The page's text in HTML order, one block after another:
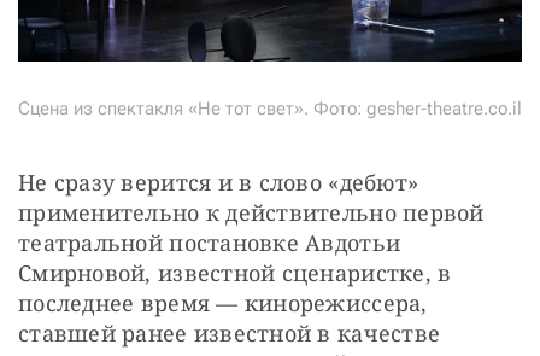
Сцена из спектакля «Не тот свет». Фото: gesher-theatre.co.il
Не сразу верится и в слово «дебют»
применительно к действительно первой
театральной постановке Авдотьи
Смирновой, известной сценаристке, в
последнее время — кинорежиссера,
ставшей ранее известной в качестве